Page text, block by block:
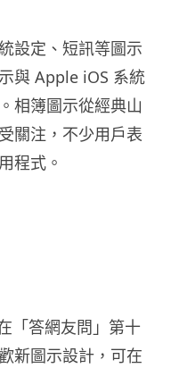
設定、短訊等圖示
與 Apple iOS 系統
相簿圖示從經典山
關注，不少用戶表
程式。
「答網友問」第十
新圖示設計，可在